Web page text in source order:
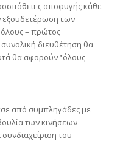
αποφυγής κάθε
εξουδετέρωση των
– πρώτος
διευθέτηση θα
θα αφορούν “όλους
από συμπληγάδες με
των κινήσεων
του